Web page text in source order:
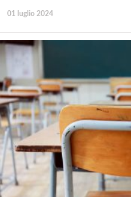
01 luglio 2024